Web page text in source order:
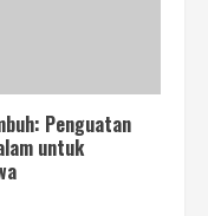
Penguatan
untuk